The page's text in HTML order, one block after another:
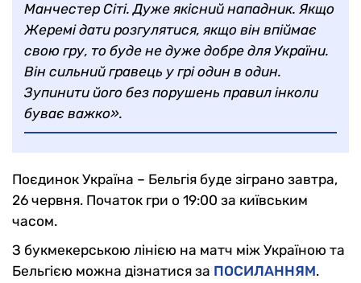
Манчестер Сіті. Дуже якісний нападник. Якщо
Жеремі дати розгулятися, якщо він впіймає
свою гру, то буде не дуже добре для України.
Він сильний гравець у грі один в один.
Зупинити його без порушень правил інколи
буває важко».
Поєдинок Україна – Бельгія буде зіграно завтра,
26 червня. Початок гри о 19:00 за київським
часом.
З букмекерською лінією на матч між Україною та
Бельгією можна дізнатися за ПОСИЛАННЯМ.